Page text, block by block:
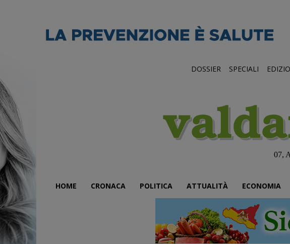
DOSSIER SPECIALI
07,
HOME CRONACA POLITICA ATTUALITÀ ECONOMIA